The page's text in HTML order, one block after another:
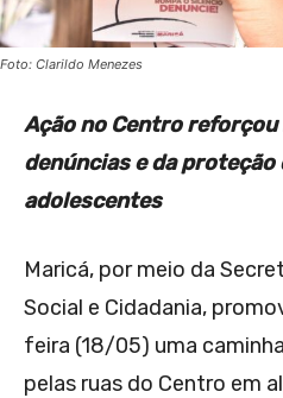
Foto: Clarildo Menezes
Ação no Centro
denúncias e da proteção
adolescentes
Maricá, por meio da
Social e Cidadania,
feira (18/05) uma
pelas ruas do Centro em